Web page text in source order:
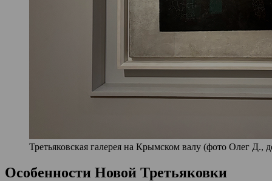
Третьяковская галерея на Крымском валу (фото Олег Д.,
Особенности Новой Третьяковки